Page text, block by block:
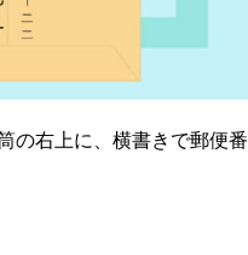
の右上に、横書きで郵便番